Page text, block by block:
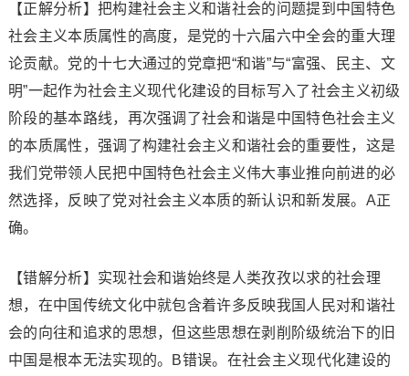
【正解分析】把构建社会主义和谐社会的问题提到中国特色
社会主义本质属性的高度，是党的十六届六中全会的重大理
论贡献。党的十七大通过的党章把“和谐”与“富强、民主、文
明”一起作为社会主义现代化建设的目标写入了社会主义初级
阶段的基本路线，再次强调了社会和谐是中国特色社会主义
的本质属性，强调了构建社会主义和谐社会的重要性，这是
我们党带领人民把中国特色社会主义伟大事业推向前进的必
然选择，反映了党对社会主义本质的新认识和新发展。A正
确。
【错解分析】实现社会和谐始终是人类孜孜以求的社会理
想，在中国传统文化中就包含着许多反映我国人民对和谐社
会的向往和追求的思想，但这些思想在剥削阶级统治下的旧
中国是根本无法实现的。B错误。在社会主义现代化建设的